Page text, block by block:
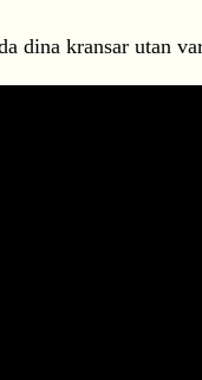
dina kransar utan